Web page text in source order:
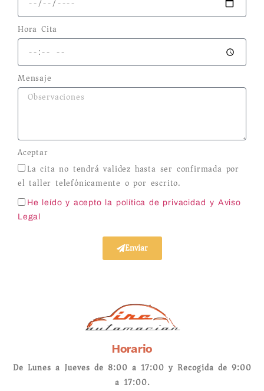
Hora Cita
Mensaje
Aceptar
La cita no tendrá validez hasta ser confirmada por
el taller telefónicamente o por escrito.
He leído y acepto la política de privacidad
y Aviso
Legal
Enviar
Horario
De Lunes a Jueves de 8:00 a 17:00 y Recogida de 9:00
a 17:00.